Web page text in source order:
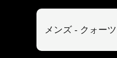
メンズ - クォーツ